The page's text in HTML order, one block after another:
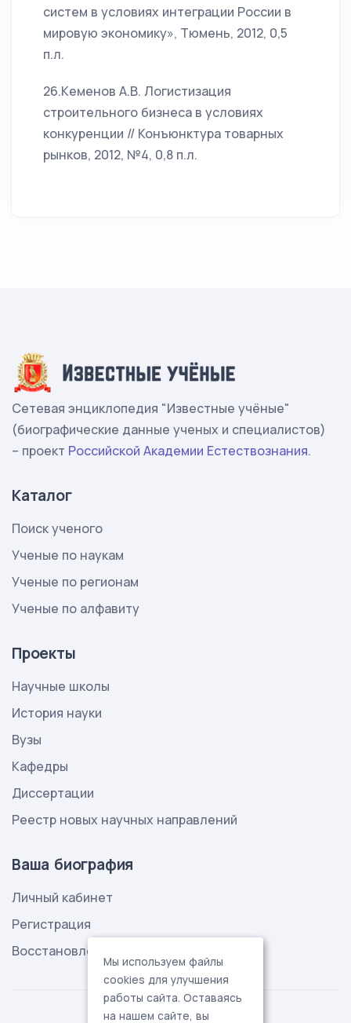
систем в условиях интеграции России в
мировую экономику», Тюмень, 2012, 0,5
п.л.
26.Кеменов А.В. Логистизация
строительного бизнеса в условиях
конкуренции // Конъюнктура товарных
рынков, 2012, №4, 0,8 п.л.
Сетевая энциклопедия "Известные учёные"
(биографические данные ученых и специалистов)
– проект Российской Академии Естествознания.
Каталог
Поиск ученого
Ученые по наукам
Ученые по регионам
Ученые по алфавиту
Проекты
Научные школы
История науки
Вузы
Кафедры
Диссертации
Реестр новых научных направлений
Ваша биография
Личный кабинет
Регистрация
Восстановление пароля
Мы используем файлы
cookies для улучшения
работы сайта. Оставаясь
на нашем сайте, вы